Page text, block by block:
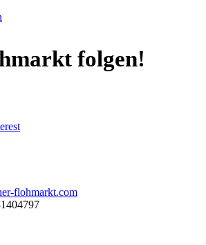
folgen!
flohmarkt.com